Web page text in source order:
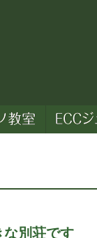
別荘です